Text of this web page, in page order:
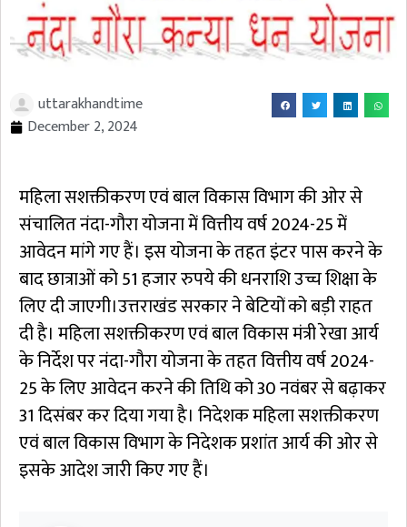
uttarakhandtime
December 2, 2024
महिला सशक्तीकरण एवं बाल विकास विभाग की ओर से
संचालित नंदा-गौरा योजना में वित्तीय वर्ष 2024-25 में
आवेदन मांगे गए हैं। इस योजना के तहत इंटर पास करने के
बाद छात्राओं को 51 हजार रुपये की धनराशि उच्च शिक्षा के
लिए दी जाएगी।उत्तराखंड सरकार ने बेटियों को बड़ी राहत
दी है। महिला सशक्तीकरण एवं बाल विकास मंत्री रेखा आर्य
के निर्देश पर नंदा-गौरा योजना के तहत वित्तीय वर्ष 2024-
25 के लिए आवेदन करने की तिथि को 30 नवंबर से बढ़ाकर
31 दिसंबर कर दिया गया है। निदेशक महिला सशक्तीकरण
एवं बाल विकास विभाग के निदेशक प्रशांत आर्य की ओर से
इसके आदेश जारी किए गए हैं।